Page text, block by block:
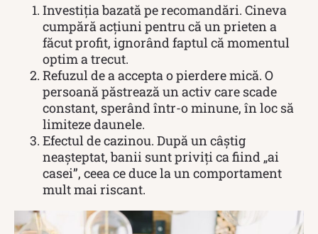
Investiția bazată pe recomandări. Cineva
cumpără acțiuni pentru că un prieten a
făcut profit, ignorând faptul că momentul
optim a trecut.
Refuzul de a accepta o pierdere mică. O
persoană păstrează un activ care scade
constant, sperând într-o minune, în loc să
limiteze daunele.
Efectul de cazinou. După un câștig
neașteptat, banii sunt priviți ca fiind „ai
casei”, ceea ce duce la un comportament
mult mai riscant.